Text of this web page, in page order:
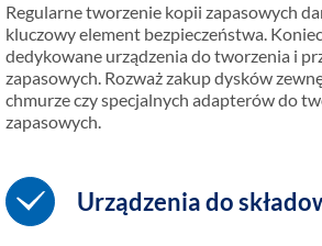
Regularne tworzenie kopii zapasowych
kluczowy element bezpieczeństwa.
dedykowane urządzenia do tworzenia i
zapasowych. Rozważ zakup dysków
chmurze czy specjalnych adapterów do
zapasowych.
Urządzenia do